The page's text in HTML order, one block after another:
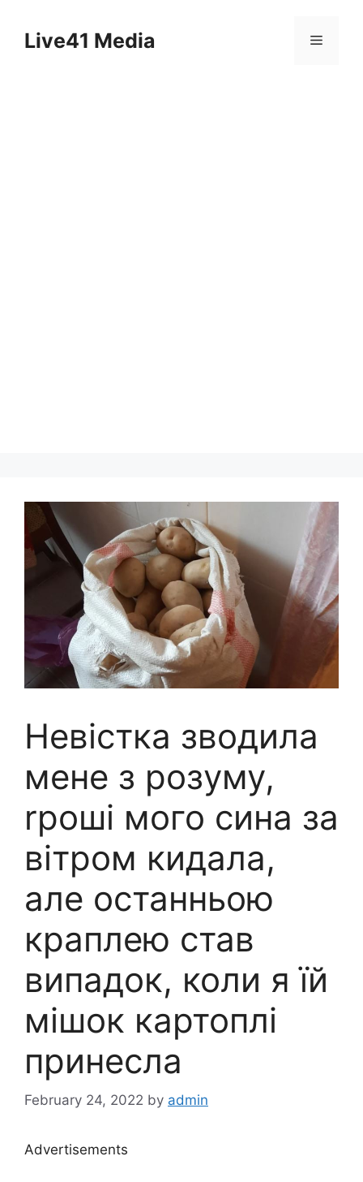
contentLive41 Media Menu
Невістка зводила
мене з розуму,
rроші мого сина за
вітром кидала,
але останньою
краплею став
випадок, коли я їй
мішок картоплі
принесла
February 24, 2022 by admin
Advertisements